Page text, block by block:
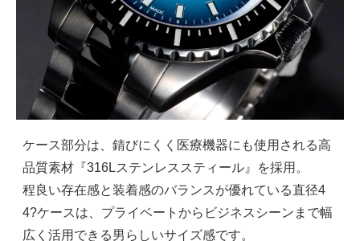
ケース部分は、錆びにくく医療機器にも使用される高
品質素材『316Lステンレススティール』を採用。
程良い存在感と装着感のバランスが優れている直径4
4?ケースは、プライベートからビジネスシーンまで幅
広く活用できる男らしいサイズ感です。